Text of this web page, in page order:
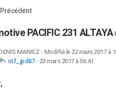
PACIFIC 231 ALTAYA
MANIEZ - Modifié le 22 mars 2017 à
stf_jpd87- 23 mars 2017 à 06:41